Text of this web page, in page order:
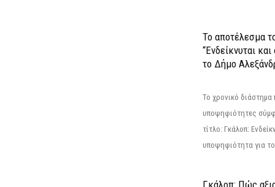
Το αποτέλεσμα
“Ενδείκνυται
το Δήμο
Το χρονικό διάστημα
υποψηφιότητες
τίτλο: Γκάλοπ:
υποψηφιότητα για
Γκάλοπ: Πώς